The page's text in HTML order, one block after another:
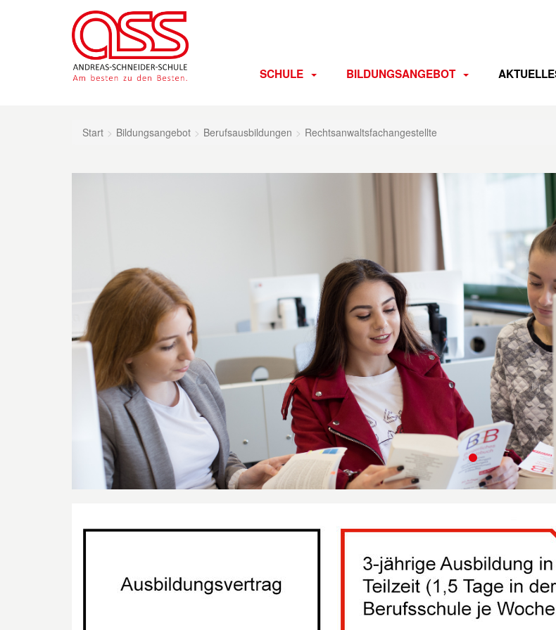
SCHULE BILDUNGSANGEBOT
Start Bildungsangebot Berufsausbildungen Rechtsanwaltsfachangestellte